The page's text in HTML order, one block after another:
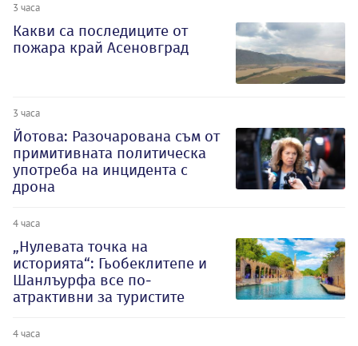
3 часа
Какви са последиците от
пожара край Асеновград
3 часа
Йотова: Разочарована съм от
примитивната политическа
употреба на инцидента с
дрона
4 часа
„Нулевата точка на
историята“: Гьобеклитепе и
Шанлъурфа все по-
атрактивни за туристите
4 часа